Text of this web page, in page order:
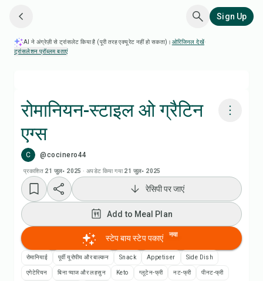
Sign Up
AI ने अंग्रेज़ी से ट्रांसलेट किया है (पूरी तरह एक्यूरेट नहीं हो सकता)। ओरिजिनल देखें·
ट्रांसलेशन प्रॉब्लम बताएं
रोमानियन-स्टाइल ओ ग्रैटिन
एग्स
C @cocinero44
प्रकाशित 21 जुल॰ 2025 ·अपडेट किया गया 21 जुल॰ 2025
Add to Meal Plan
Add to Shopping List
रेसिपी नोट्स
रेसिपी पर जाएं
Add to Meal Plan
स्टेप बाय स्टेप पकाएं नया
रोमानियाई पूर्वी यूरोपीय और बाल्कन Snack Appetiser Side Dish
एगेटेरियन बिना प्याज और लहसुन Keto ग्लूटेन-फ्री नट-फ्री पीनट-फ्री